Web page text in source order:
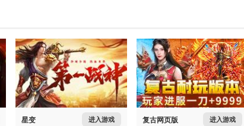
星变 进入游戏 复古网页版 进入游戏